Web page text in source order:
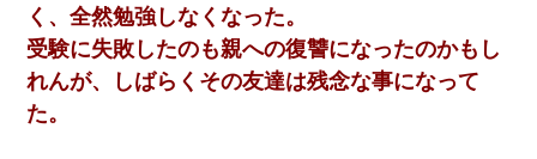
く、全然勉強しなくなった。
受験に失敗したのも親への復讐になったのかもし
れんが、しばらくその友達は残念な事になって
た。